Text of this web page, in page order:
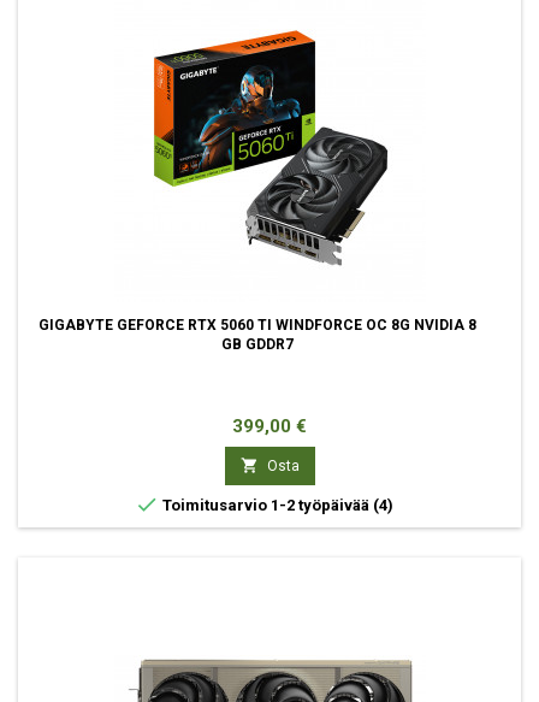
GIGABYTE GEFORCE RTX 5060 TI WINDFORCE OC 8G NVIDIA 8
GB GDDR7
Hinta
399,00 €
 Osta
 Toimitusarvio 1-2 työpäivää (4)